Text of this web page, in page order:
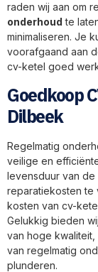
raden wij aan om
onderhoud te
minimaliseren. Je
voorafgaand aan
cv-ketel goed
Goedkoop
Dilbeek
Regelmatig
veilige en
levensduur van
reparatiekosten te
kosten van cv-
Gelukkig bieden
van hoge
van regelmatig
plunderen.